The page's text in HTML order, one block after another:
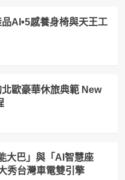
AI•5感養身椅與天王工
歐豪華休旅典範 New
大巴」與「AI智慧座
秀台灣車電雙引擎